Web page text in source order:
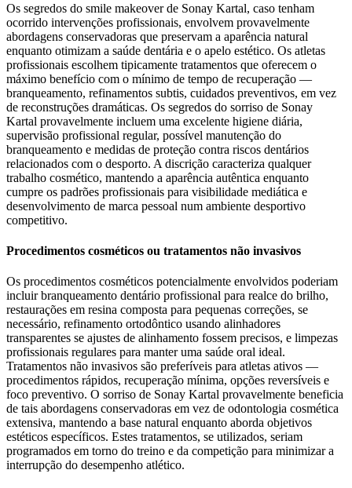
Os segredos do smile makeover de Sonay Kartal, caso tenham
ocorrido intervenções profissionais, envolvem provavelmente
abordagens conservadoras que preservam a aparência natural
enquanto otimizam a saúde dentária e o apelo estético. Os atletas
profissionais escolhem tipicamente tratamentos que oferecem o
máximo benefício com o mínimo de tempo de recuperação —
branqueamento, refinamentos subtis, cuidados preventivos, em vez
de reconstruções dramáticas. Os segredos do sorriso de Sonay
Kartal provavelmente incluem uma excelente higiene diária,
supervisão profissional regular, possível manutenção do
branqueamento e medidas de proteção contra riscos dentários
relacionados com o desporto. A discrição caracteriza qualquer
trabalho cosmético, mantendo a aparência autêntica enquanto
cumpre os padrões profissionais para visibilidade mediática e
desenvolvimento de marca pessoal num ambiente desportivo
competitivo.
Procedimentos cosméticos ou tratamentos não invasivos
Os procedimentos cosméticos potencialmente envolvidos poderiam
incluir branqueamento dentário profissional para realce do brilho,
restaurações em resina composta para pequenas correções, se
necessário, refinamento ortodôntico usando alinhadores
transparentes se ajustes de alinhamento fossem precisos, e limpezas
profissionais regulares para manter uma saúde oral ideal.
Tratamentos não invasivos são preferíveis para atletas ativos —
procedimentos rápidos, recuperação mínima, opções reversíveis e
foco preventivo. O sorriso de Sonay Kartal provavelmente beneficia
de tais abordagens conservadoras em vez de odontologia cosmética
extensiva, mantendo a base natural enquanto aborda objetivos
estéticos específicos. Estes tratamentos, se utilizados, seriam
programados em torno do treino e da competição para minimizar a
interrupção do desempenho atlético.